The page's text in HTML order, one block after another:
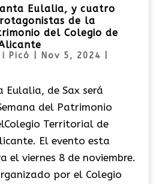
Eulalia, y cuatro
de la
del Colegio de
i Picó Nov 5, 2024
Eulalia, de Sax será
del Patrimonio
Territorial de
El evento esta
el viernes 8 de noviembre.
por el Colegio